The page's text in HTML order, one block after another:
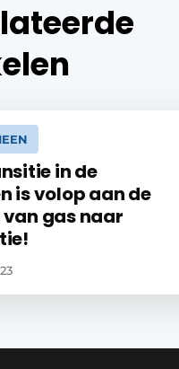
in de
is volop aan de
gas naar